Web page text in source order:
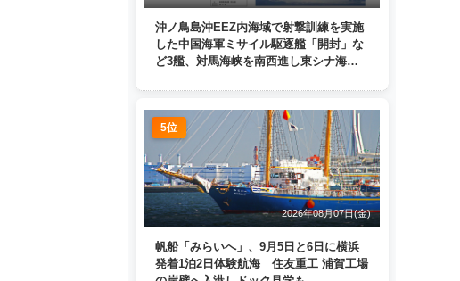
沖ノ鳥島沖EEZ内海域で射撃訓練を実施
した中国海軍ミサイル駆逐艦「開封」な
ど3艦、対馬海峡を南西進し東シナ海
5位
2026年08月07日(金)
帆船「みらいへ」、9月5日と6日に横浜
発着1泊2日体験航海 住友重工 浦賀工場